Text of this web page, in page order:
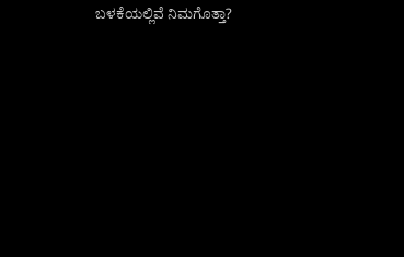
ಬಳಕೆಯಲ್ಲಿವೆ ನಿಮಗೊತ್ತಾ?